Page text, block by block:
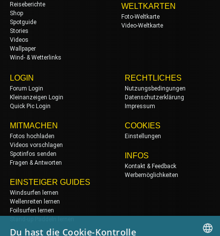
Reiseberichte
Shop
Spotguide
Stories
Videos
Wallpaper
Wind- & Wetterlinks
WELTKARTEN
Foto-Weltkarte
Video-Weltkarte
LOGIN
Forum Login
Kleinanzeigen Login
Quick Pic Login
MITMACHEN
Fotos hochladen
Videos vorschlagen
Spotinfos senden
Fragen & Antworten
EINSTEIGER GUIDES
Windsurfen lernen
Wellenreiten lernen
Foilsurfen lernen
RECHTLICHES
Nutzungsbedingungen
Datenschutzerklärung
Impressum
COOKIES
Einstellungen
INFOS
Kontakt & Feedback
Werbemöglichkeiten
Du hast die Cookie-Kontrolle